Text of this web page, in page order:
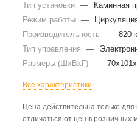
Тип установки —
Каминная
Режим работы —
Производительность
— 820
Тип управления
—
Размеры (ШхВхГ) —
Все характеристики
Цена действительна только
отличаться от цен в розничных